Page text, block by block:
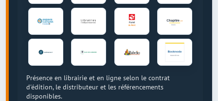
Présence en librairie et en ligne selon le contrat
d'édition, le distributeur et les référencements
disponibles.